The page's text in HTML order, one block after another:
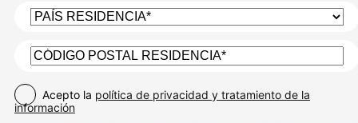
Acepto la política de privacidad y tratamiento de la
información